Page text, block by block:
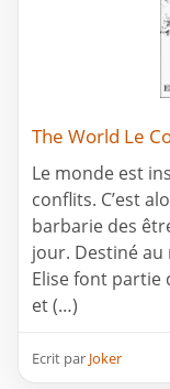
The World Le
Le monde est
conflits. C’est
barbarie des
jour. Destiné
Elise font partie
et (…)
Ecrit par Joker